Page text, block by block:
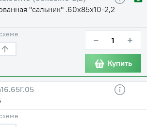
"сальник" .60х85х10-2,2
− +
Купить